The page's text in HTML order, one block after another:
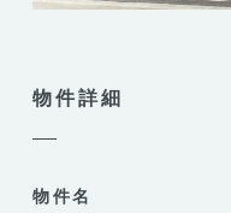
物件詳細
物件名